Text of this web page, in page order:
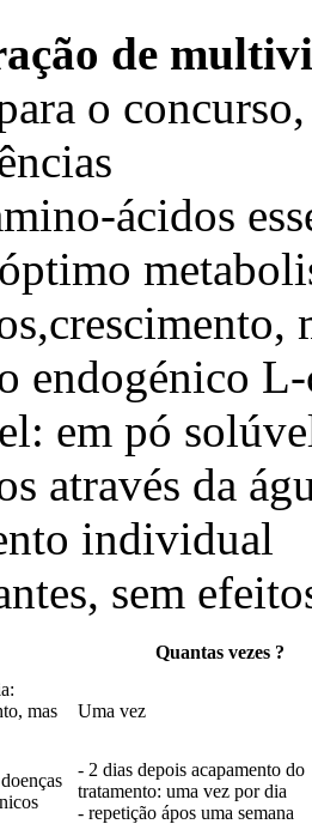
de
o
ácidos
endogénico
em pó
através da
individual
sem
Quantas vezes ?
mas
Uma vez
- 2 dias depois acapamento do
tratamento: uma vez por dia
- repetição ápos uma semana